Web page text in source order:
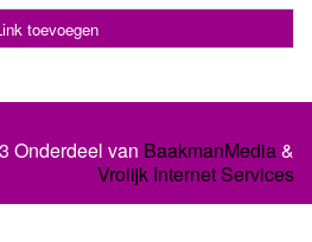
toevoegen
Onderdeel van BaakmanMedia&
Vrolijk Internet Services